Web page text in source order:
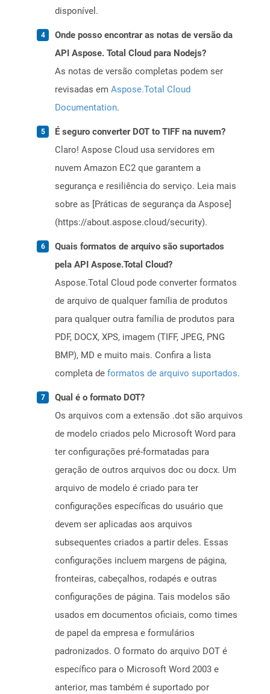
disponível.
Onde posso encontrar as notas de versão da
API Aspose. Total Cloud para Nodejs?
As notas de versão completas podem ser
revisadas em Aspose.Total Cloud
Documentation.
É seguro converter DOT to TIFF na nuvem?
Claro! Aspose Cloud usa servidores em
nuvem Amazon EC2 que garantem a
segurança e resiliência do serviço. Leia mais
sobre as [Práticas de segurança da Aspose]
(https://about.aspose.cloud/security).
Quais formatos de arquivo são suportados
pela API Aspose.Total Cloud?
Aspose.Total Cloud pode converter formatos
de arquivo de qualquer família de produtos
para qualquer outra família de produtos para
PDF, DOCX, XPS, imagem (TIFF, JPEG, PNG
BMP), MD e muito mais. Confira a lista
completa de formatos de arquivo suportados.
Qual é o formato DOT?
Os arquivos com a extensão .dot são arquivos
de modelo criados pelo Microsoft Word para
ter configurações pré-formatadas para
geração de outros arquivos doc ou docx. Um
arquivo de modelo é criado para ter
configurações específicas do usuário que
devem ser aplicadas aos arquivos
subsequentes criados a partir deles. Essas
configurações incluem margens de página,
fronteiras, cabeçalhos, rodapés e outras
configurações de página. Tais modelos são
usados ​​em documentos oficiais, como times
de papel da empresa e formulários
padronizados. O formato do arquivo DOT é
específico para o Microsoft Word 2003 e
anterior, mas também é suportado por